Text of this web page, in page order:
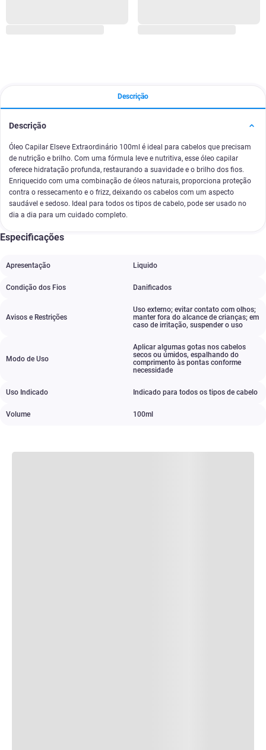
Descrição
Descrição
Óleo Capilar Elseve Extraordinário 100ml é ideal para cabelos que precisam
de nutrição e brilho. Com uma fórmula leve e nutritiva, esse óleo capilar
oferece hidratação profunda, restaurando a suavidade e o brilho dos fios.
Enriquecido com uma combinação de óleos naturais, proporciona proteção
contra o ressecamento e o frizz, deixando os cabelos com um aspecto
saudável e sedoso. Ideal para todos os tipos de cabelo, pode ser usado no
dia a dia para um cuidado completo.
Especificações
Apresentação Liquido
Condição dos Fios Danificados
Avisos e Restrições
Uso externo; evitar contato com olhos;
manter fora do alcance de crianças; em
caso de irritação, suspender o uso
Modo de Uso
Aplicar algumas gotas nos cabelos
secos ou úmidos, espalhando do
comprimento às pontas conforme
necessidade
Uso Indicado Indicado para todos os tipos de cabelo
Volume 100ml